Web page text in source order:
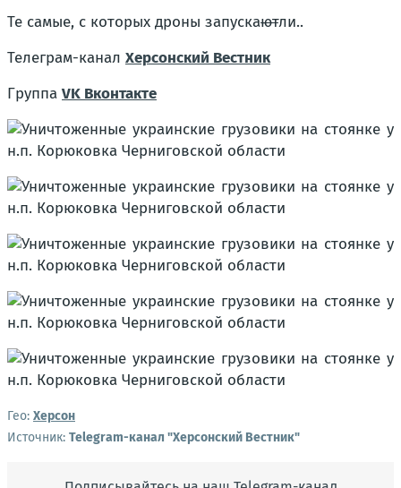
Те самые, с которых дроны запускаютли..
Телеграм-канал Херсонский Вестник
Группа VK Вконтакте
Гео: Херсон
Источник: Telegram-канал "Херсонский Вестник"